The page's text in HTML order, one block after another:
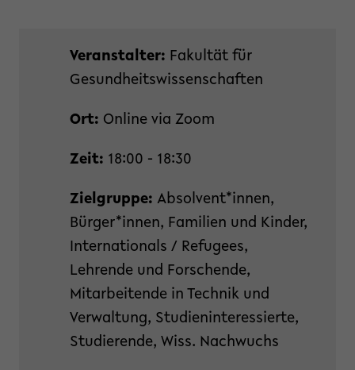
Veranstalter: Fakultät für
Gesundheitswissenschaften
Ort: Online via Zoom
Zeit: 18:00 - 18:30
Zielgruppe: Absolvent*innen,
Bürger*innen, Familien und Kinder,
Internationals / Refugees,
Lehrende und Forschende,
Mitarbeitende in Technik und
Verwaltung, Studieninteressierte,
Studierende, Wiss. Nachwuchs